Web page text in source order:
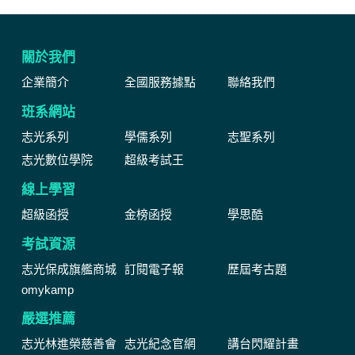
關於我們
企業簡介 全國服務據點 聯絡我們
班系網站
志光系列 學儒系列
志聖系列
志光數位學院
超級考試王
線上學習
超級函授 金榜函授 學思酷
考試資源
志光保成旗艦商城 訂閱電子報
歷屆考古題
omykamp
嚴選推薦
志光林進榮慈善會 志光紀念官網 講台閃耀計畫